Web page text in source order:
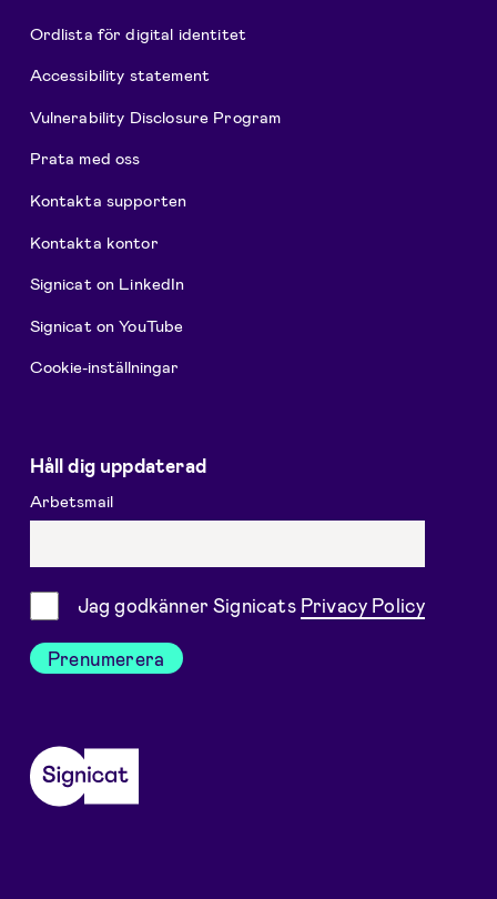
Ordlista för digital identitet
Accessibility statement
Vulnerability Disclosure Program
Prata med oss
Kontakta supporten
Kontakta kontor
Signicat on LinkedIn
Signicat on YouTube
Cookie-inställningar
Håll dig uppdaterad
Arbetsmail
SamtyckeJag godkänner Signicats Privacy Policy
Prenumerera